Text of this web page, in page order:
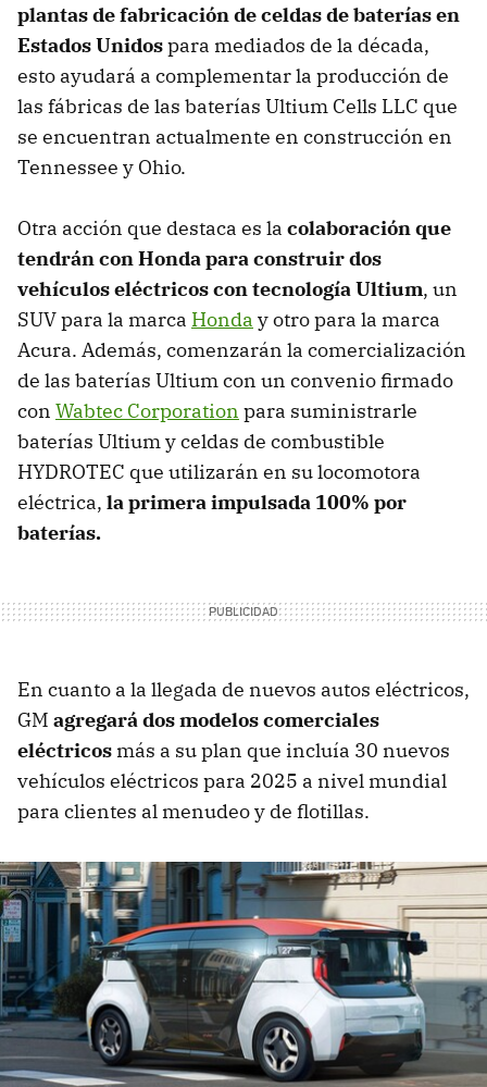
plantas de fabricación de celdas de baterías en
Estados Unidospara mediados de la década,
esto ayudará a complementar la producción de
las fábricas de las baterías Ultium Cells LLC que
se encuentran actualmente en construcción en
Tennessee y Ohio.
Otra acción que destaca es la colaboración que
tendrán con Honda para construir dos
vehículos eléctricos con tecnología Ultium, un
SUV para la marca Honda y otro para la marca
Acura. Además, comenzarán la comercialización
de las baterías Ultium con un convenio firmado
con Wabtec Corporation para suministrarle
baterías Ultium y celdas de combustible
HYDROTEC que utilizarán en su locomotora
eléctrica, la primera impulsada 100% por
baterías.
En cuanto a la llegada de nuevos autos eléctricos,
GM agregará dos modelos comerciales
eléctricos más a su plan que incluía 30 nuevos
vehículos eléctricos para 2025 a nivel mundial
para clientes al menudeo y de flotillas.